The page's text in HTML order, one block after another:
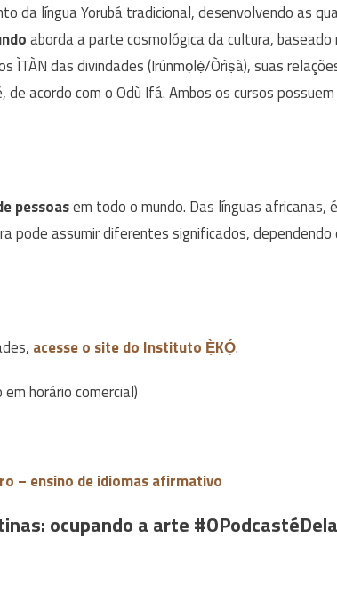
da língua Yorubá tradicional, desenvolvendo as
aborda a parte cosmológica da cultura, baseado
ÌTÀN das divindades (Irúnmọlẹ̀/Òrìṣà), suas
acordo com o Odù Ifá. Ambos os cursos possuem
pessoasem todo o mundo. Das línguas africanas,
pode assumir diferentes significados, dependendo
acesse o site do Instituto Ẹ̀KỌ́.
horário comercial)
– ensino de idiomas afirmativo
ocupando a arte